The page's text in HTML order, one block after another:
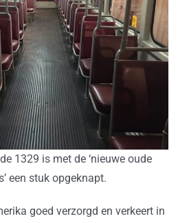
1329 is met de ‘nieuwe oude
een stuk opgeknapt.
goed verzorgd en verkeert in